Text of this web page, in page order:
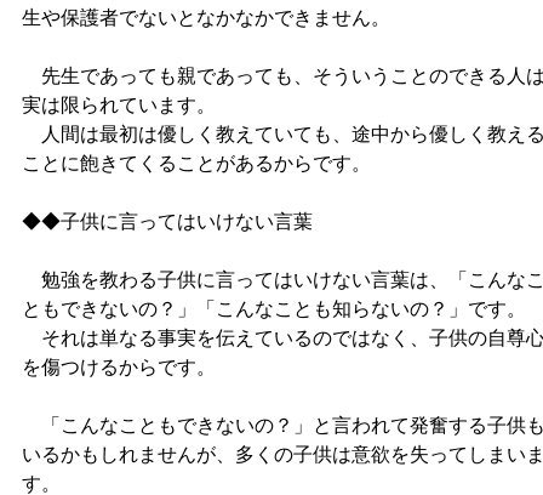
生や保護者でないとなかなかできません。
先生であっても親であっても、そういうことのできる人
実は限られています。
人間は最初は優しく教えていても、途中から優しく教え
ことに飽きてくることがあるからです。
◆◆子供に言ってはいけない言葉
勉強を教わる子供に言ってはいけない言葉は、「こんな
ともできないの？」「こんなことも知らないの？」です。
それは単なる事実を伝えているのではなく、子供の自尊
を傷つけるからです。
「こんなこともできないの？」と言われて発奮する子供
いるかもしれませんが、多くの子供は意欲を失ってしまい
す。